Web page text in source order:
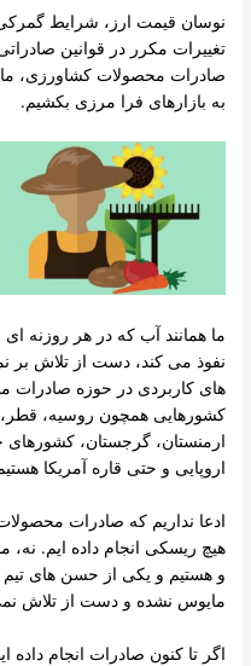
نوسان قیمت ارز، شرایط
تغییرات مکرر در قوانین
صادرات محصولات کشاورزی،
به بازارهای فرا مرزی بکشیم.
ما همانند آب که در هر روزنه
نفوذ می کند، دست از تلاش بر
های کاربردی در حوزه صادرات
کشورهایی همچون روسیه، قطر،
ارمنستان، گرجستان،
اروپایی و حتی قاره آمریکا
ادعا نداریم که صادرات
هیچ ریسکی انجام داده ایم. نه،
و هستیم و یکی از حسن های تیم
مایوس نشده و دست از تلاش
اگر تا کنون صادرات انجام داده